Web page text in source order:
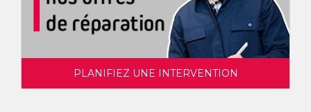
PLANIFIEZ UNE INTERVENTION